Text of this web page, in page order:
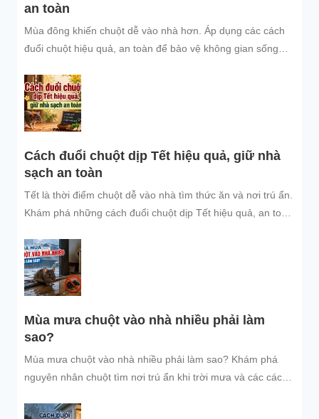
an toàn
Mùa đông khiến chuột dễ vào nhà hơn. Áp dụng các cách
đuổi chuột hiệu quả, an toàn để bảo vệ không gian sống
Cách đuổi chuột dịp Tết hiệu quả, giữ nhà
sạch an toàn
Tết là thời điểm chuột dễ vào nhà tìm thức ăn và nơi trú ẩn.
Khám phá những cách đuổi chuột dịp Tết hiệu quả, an toàn
đình và đón năm mới an tâm.
Mùa mưa chuột vào nhà nhiều phải làm
sao?
Mùa mưa chuột vào nhà nhiều phải làm sao? Khám phá
nguyên nhân chuột tìm nơi trú ẩn khi trời mưa và các cách
bảo vệ không gian sống sạch sẽ.